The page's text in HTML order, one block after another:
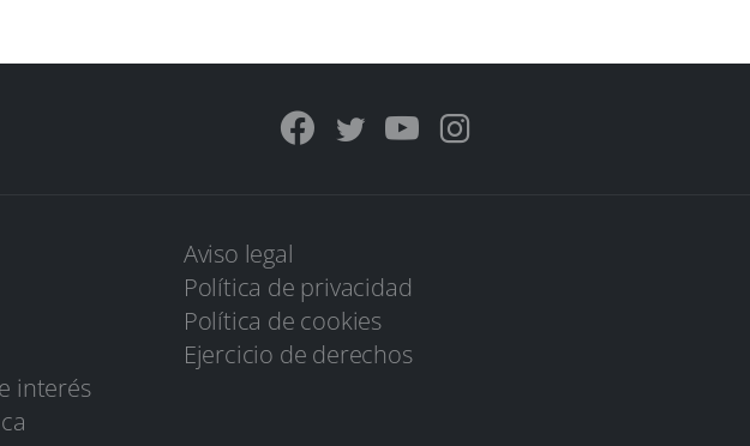
interés
Aviso legal
Política de privacidad
Política de cookies
Ejercicio de derechos